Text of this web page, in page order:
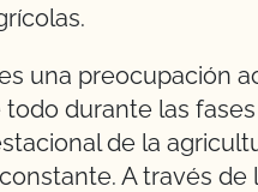
una preocupación
durante las
de la
A través de